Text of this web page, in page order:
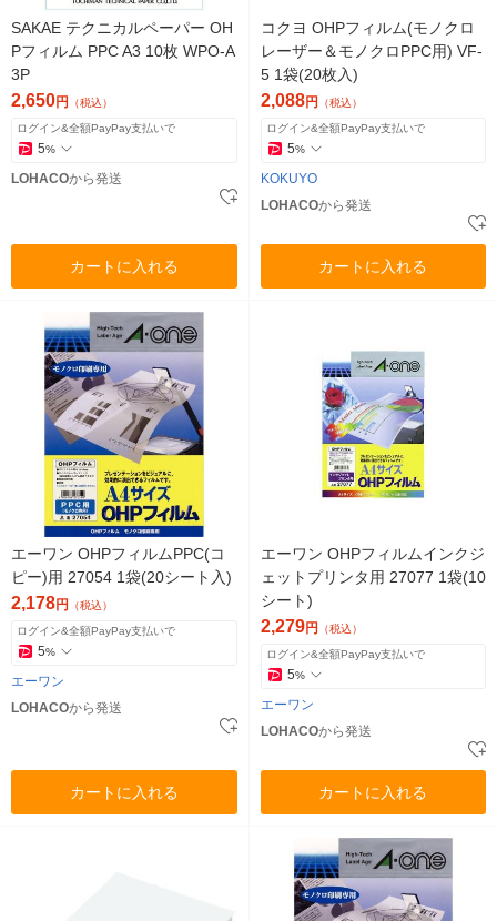
SAKAE テクニカルペーパー OH
Pフィルム PPC A3 10枚 WPO-A
3P
2,650円 （税込）
ログイン&全額PayPay支払いで
5%
LOHACOから発送
カートに入れる
コクヨ OHPフィルム(モノクロ
レーザー＆モノクロPPC用) VF-
5 1袋(20枚入)
2,088円 （税込）
ログイン&全額PayPay支払いで
5%
KOKUYO
LOHACOから発送
カートに入れる
エーワン OHPフィルムPPC(コ
ピー)用 27054 1袋(20シート入)
2,178円 （税込）
ログイン&全額PayPay支払いで
5%
エーワン
LOHACOから発送
カートに入れる
エーワン OHPフィルムインクジ
ェットプリンタ用 27077 1袋(10
シート)
2,279円 （税込）
ログイン&全額PayPay支払いで
5%
エーワン
LOHACOから発送
カートに入れる